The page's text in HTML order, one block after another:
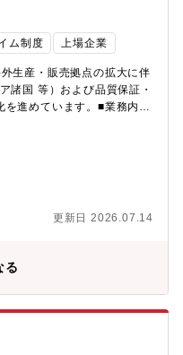
ム制度 上場企業
生産・販売拠点の拡大に伴
諸国 等）および品質保証・
を進めています。■業務内容
務を担当いただきます。
階的に担当範囲を拡大し
報の調査、整理、社内展
質・法規書類の作成、レ
一般業務として、製品表示
務（補助程度）海外事業
安全を踏まえた品質保証
す。本ポジションでは、国
スクを整理・管理しなが
保証体制の維持・改善を
後のお仕事と将来的なキャ
更新日 2026.07.14
る